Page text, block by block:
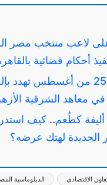
لاعب منتخب مصر
أحكام قضائية
مهلة الـ 25 من أغسطس تهدد
في معاهد الشرقية
أليفة كطُعم.. كيف
لهتك عرضه؟
الاقتصادي الدبلوماسية